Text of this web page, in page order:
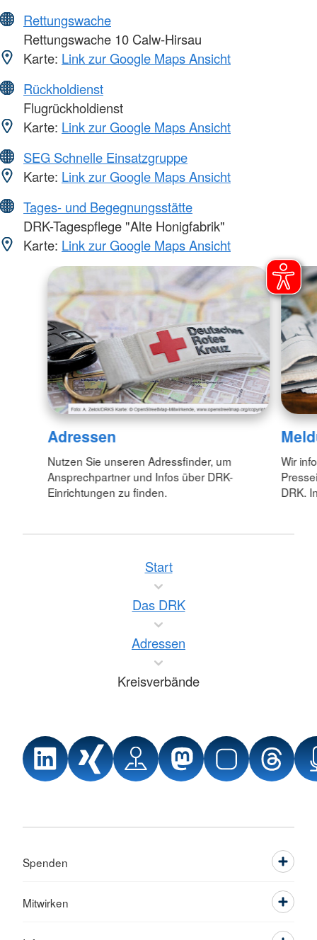
Rettungswache
Rettungswache 10 Calw-Hirsau
Karte: Link zur Google Maps Ansicht
Rückholdienst
Flugrückholdienst
Karte: Link zur Google Maps Ansicht
SEG Schnelle Einsatzgruppe
Karte: Link zur Google Maps Ansicht
Tages- und Begegnungsstätte
DRK-Tagespflege "Alte Honigfabrik"
Karte: Link zur Google Maps Ansicht
Adressen
Nutzen Sie unseren Adressfinder, um
Ansprechpartner und Infos über DRK-
Einrichtungen zu finden.
Wir
DRK.
Start
Das DRK
Adressen
Kreisverbände
Spenden
Mitwirken